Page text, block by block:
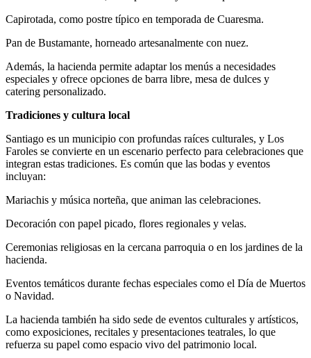
Capirotada, como postre típico en temporada de Cuaresma.
Pan de Bustamante, horneado artesanalmente con nuez.
Además, la hacienda permite adaptar los menús a necesidades
especiales y ofrece opciones de barra libre, mesa de dulces y
catering personalizado.
Tradiciones y cultura local
Santiago es un municipio con profundas raíces culturales, y Los
Faroles se convierte en un escenario perfecto para celebraciones que
integran estas tradiciones. Es común que las bodas y eventos
incluyan:
Mariachis y música norteña, que animan las celebraciones.
Decoración con papel picado, flores regionales y velas.
Ceremonias religiosas en la cercana parroquia o en los jardines de la
hacienda.
Eventos temáticos durante fechas especiales como el Día de Muertos
o Navidad.
La hacienda también ha sido sede de eventos culturales y artísticos,
como exposiciones, recitales y presentaciones teatrales, lo que
refuerza su papel como espacio vivo del patrimonio local.